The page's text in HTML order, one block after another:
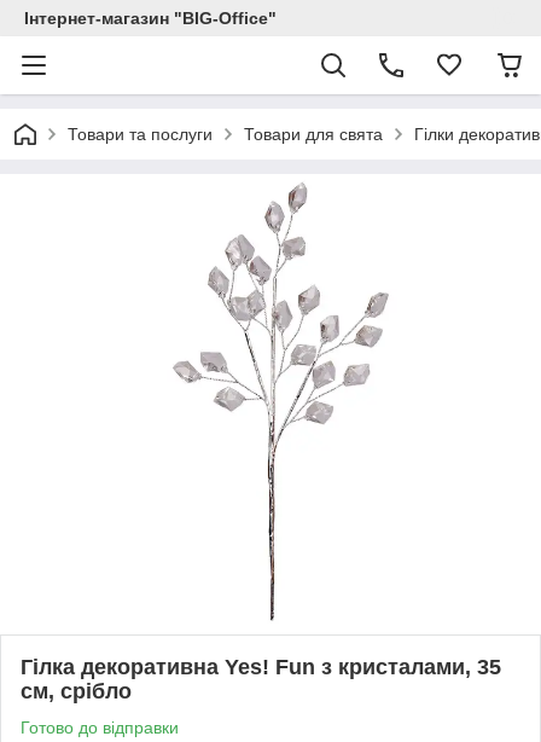
Інтернет-магазин "BIG-Office"
Товари та послуги Товари для свята Гілки
Гілка декоративна Yes! Fun з кристалами, 35
см, срібло
Готово до відправки